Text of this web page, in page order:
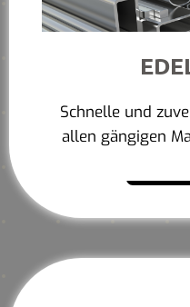
Schnelle und
allen gängigen